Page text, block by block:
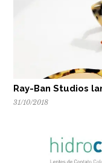
Ray-Ban Studios
31/10/2018